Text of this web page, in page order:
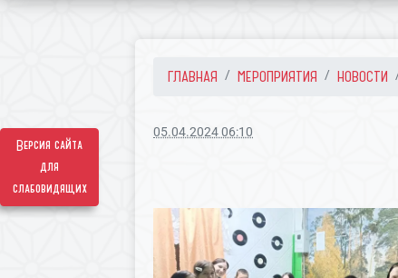
Версия сайта
для
слабовидящих
ГЛАВНАЯ МЕРОПРИЯТИЯ НОВОСТИ
05.04.2024 06:10